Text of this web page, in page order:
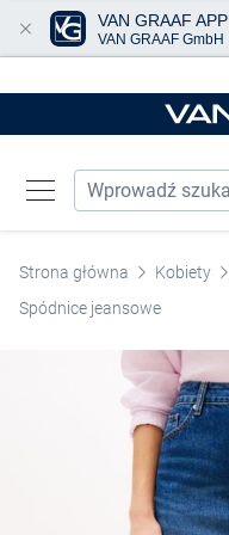
Strona główna Kobiety
Spódnice jeansowe
VAN GRAAF APP
VAN GRAAF GmbH